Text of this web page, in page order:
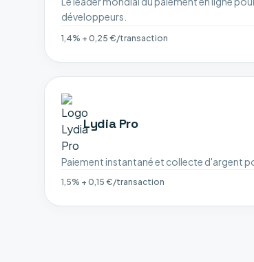
développeurs.
1,4% + 0,25 €/transaction
Lydia Pro
Paiement instantané et collecte d'argent
1,5% + 0,15 €/transaction